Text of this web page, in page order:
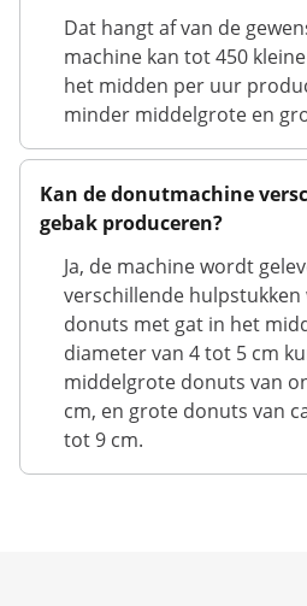
Dat hangt af van de
machine kan tot 450
het midden per uur
minder middelgrote en
Kan de donutmachine
gebak produceren?
Ja, de machine wordt
verschillende hulpstukken
donuts met gat in het
diameter van 4 tot 5 cm
middelgrote donuts van
cm, en grote donuts van
tot 9 cm.